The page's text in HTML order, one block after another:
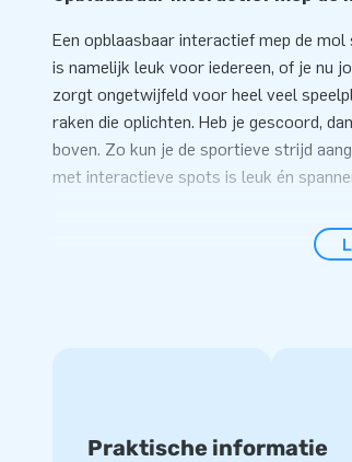
Een opblaasbaar interactief mep de mol
is namelijk leuk voor iedereen, of je nu
zorgt ongetwijfeld voor heel veel
raken die oplichten. Heb je gescoord,
boven. Zo kun je de sportieve strijd
met interactieve spots is leuk én
Het design van deze IPS game ziet er
Praktische informatie